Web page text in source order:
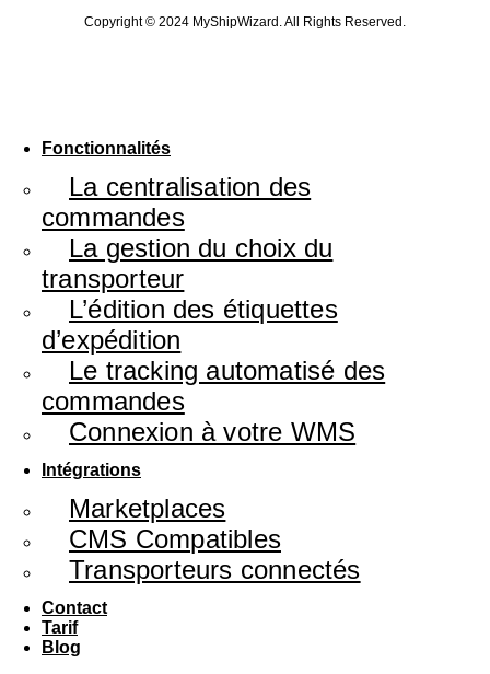
Copyright © 2024 MyShipWizard. All Rights Reserved.
Fonctionnalités
La centralisation des
commandes
La gestion du choix du
transporteur
L’édition des étiquettes
d’expédition
Le tracking automatisé des
commandes
Connexion à votre WMS
Intégrations
Marketplaces
CMS Compatibles
Transporteurs connectés
Contact
Tarif
Blog